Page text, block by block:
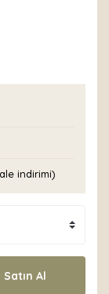
indirimi)
Satın Al